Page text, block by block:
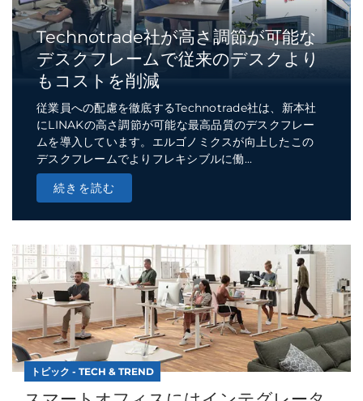
Technotrade社が高さ調節が可能な
デスクフレームで従来のデスクより
もコストを削減
従業員への配慮を徹底するTechnotrade社は、新本社
にLINAKの高さ調節が可能な最高品質のデスクフレー
ムを導入しています。エルゴノミクスが向上したこの
デスクフレームでよりフレキシブルに働...
続きを読む
トピック - TECH & TREND